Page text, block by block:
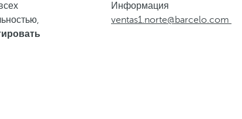
Информация
ventas1.norte@barcelo.com